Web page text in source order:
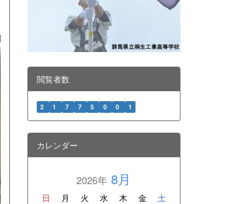
閲覧者数
2 1 7 7 5 0 0 1
カレンダー
2026年 8月
日 月 火 水 木 金 土